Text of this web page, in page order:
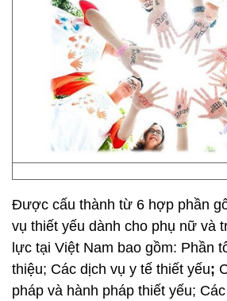
Được cấu thành từ 6 hợp phần
vụ thiết yếu dành cho phụ nữ và
lực tại Việt Nam bao gồm: Phần
thiệu; Các dịch vụ y tế thiết yếu;
pháp và hành pháp thiết yếu;